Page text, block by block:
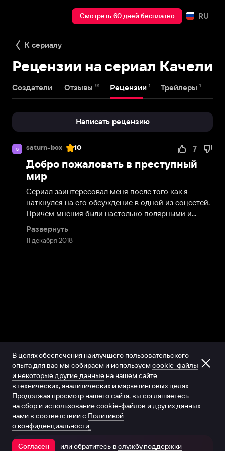
Смотреть 60 дней бесплатно RU
К сериалу
Рецензии на сериал Качели
Создатели Отзывы 91 Рецензии 1 Трейлеры 1
Написать рецензию
s saturn-box
11 декабря 2018
10 7
Добро пожаловать в преступный
мир
Сериал заинтересовал меня после того как я
наткнулся на его обсуждение в одной из соцсетей.
Причем мнения были настолько полярными и...
Развернуть
Открыть в приложении
В целях обеспечения наилучшего пользовательского
опыта для вас мы собираем и используем cookie-файлы
и некоторые другие данные на нашем сайте
в технических, аналитических и маркетинговых целях.
Продолжая просмотр нашего сайта, вы соглашаетесь
на сбор и использование cookie-файлов и других данных
нами в соответствии с Политикой
о конфиденциальности.
Согласен или обратитесь в службу поддержки